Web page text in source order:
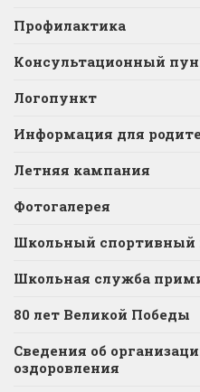
Профилактика
Консультационный
Логопункт
Информация для
Летняя кампания
Фотогалерея
Школьный спортивный
Школьная служба
80 лет Великой Победы
Сведения об
оздоровления